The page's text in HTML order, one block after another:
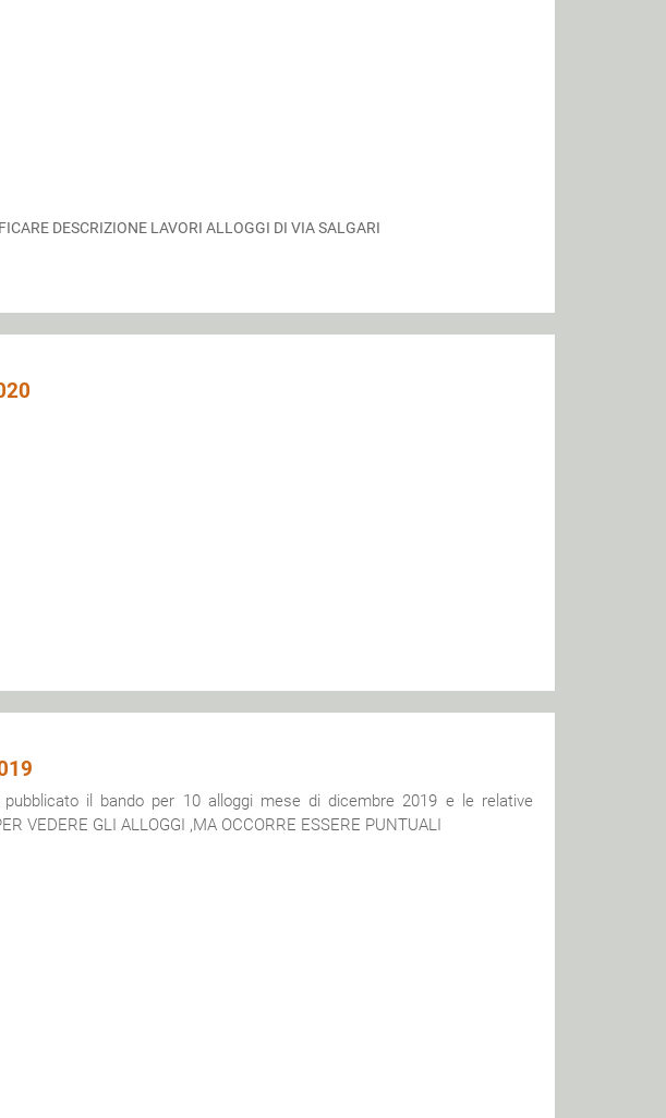
DESCRIZIONE LAVORI ALLOGGI DI VIA SALGARI
pubblicato il bando per 10 alloggi mese di dicembre 2019 e le relative
VEDERE GLI ALLOGGI ,MA OCCORRE ESSERE PUNTUALI